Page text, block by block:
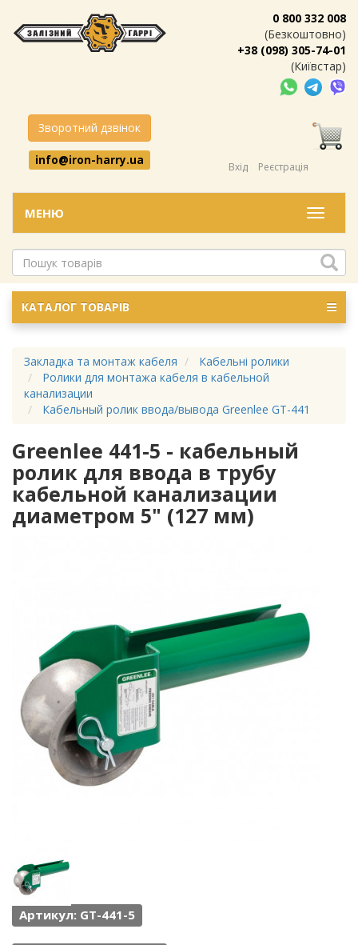
0 800 332 008
(Безкоштовно)
+38 (098) 305-74-01
(Київстар)
Зворотний дзвінок
info@iron-harry.ua
Вхід Реєстрація
Меню
МЕНЮ
КАТАЛОГ ТОВАРІВ
Закладка та монтаж кабеля
Кабельні ролики
Ролики для монтажа кабеля в кабельной
канализации
Кабельный ролик ввода/вывода Greenlee GT-441
Greenlee 441-5 - кабельный
ролик для ввода в трубу
кабельной канализации
диаметром 5" (127 мм)
Артикул: GT-441-5